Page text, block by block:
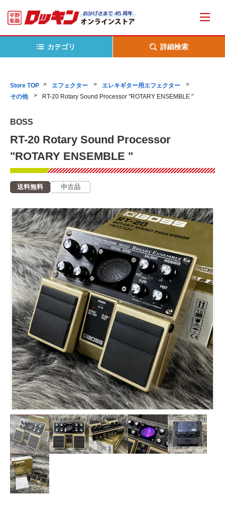
カテゴリ 詳細検索
Store TOP エフェクター
エレキギター用エフェクター
その他
RT-20 Rotary Sound Processor "ROTARY ENSEMBLE "
BOSS
RT-20 Rotary Sound Processor
"ROTARY ENSEMBLE "
送料無料 中古品